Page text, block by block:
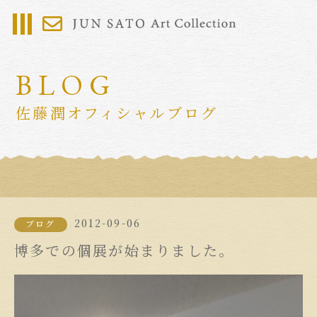
BLOG
佐藤潤オフィシャルブログ
ブログ 2012-09-06
博多での個展が始まりました。